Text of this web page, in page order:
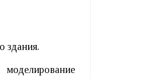
здания.